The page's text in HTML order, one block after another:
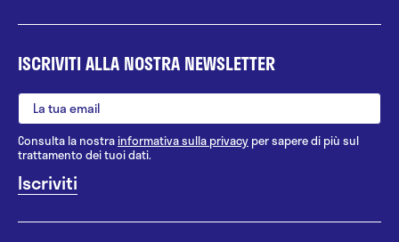
ISCRIVITI ALLA NOSTRA NEWSLETTER
Consulta la nostrainformativa sulla privacy per sapere di più sul
trattamento dei tuoi dati.